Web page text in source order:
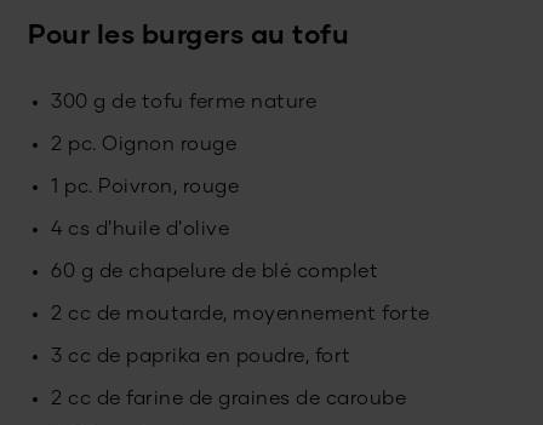
Pour les burgers au tofu
300 g de tofu ferme nature
2 pc. Oignon rouge
1 pc. Poivron, rouge
4 cs d'huile d'olive
60 g de chapelure de blé complet
2 cc de moutarde, moyennement forte
3 cc de paprika en poudre, fort
2 cc de farine de graines de caroube